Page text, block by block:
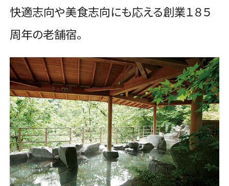
快適志向や美食志向にも応える創業１８５
周年の老舗宿。